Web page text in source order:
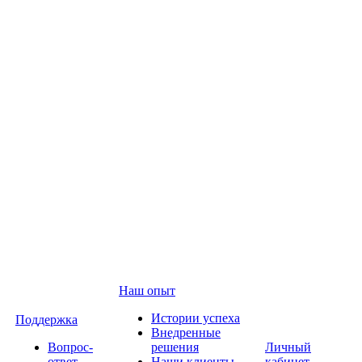
Поддержка
Вопрос-
Наш опыт
Истории успеха
Внедренные
решения
Личный